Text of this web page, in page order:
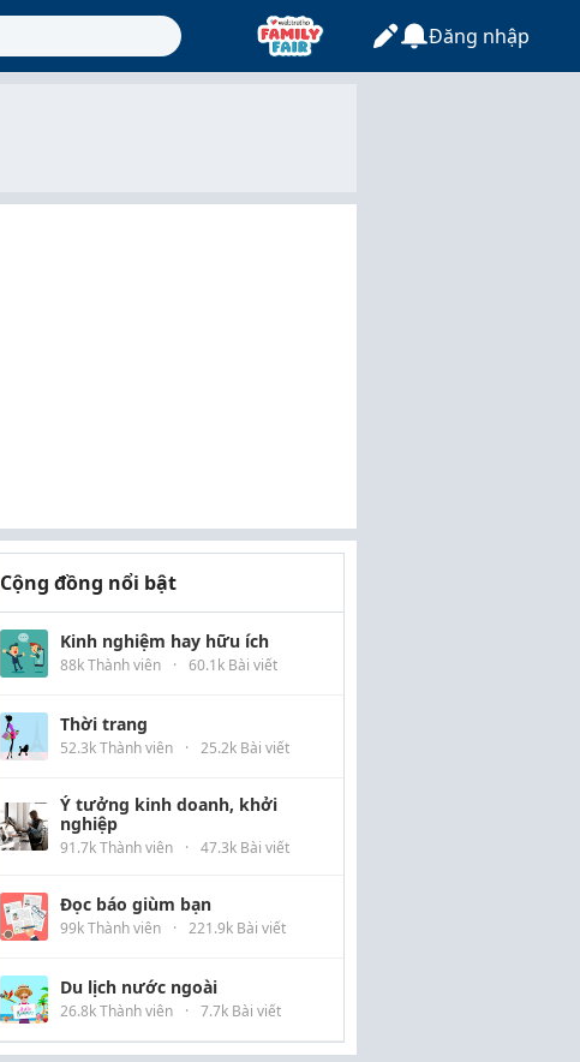
Đăng nhập
Cộng đồng nổi bật
Kinh nghiệm hay hữu ích
88k Thành viên · 60.1k Bài viết
Thời trang
52.3k Thành viên · 25.2k Bài viết
Ý tưởng kinh doanh, khởi
nghiệp
91.7k Thành viên · 47.3k Bài viết
Đọc báo giùm bạn
99k Thành viên · 221.9k Bài viết
Du lịch nước ngoài
26.8k Thành viên · 7.7k Bài viết